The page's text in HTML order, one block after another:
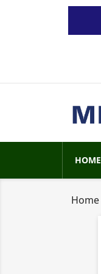
HOME
Home